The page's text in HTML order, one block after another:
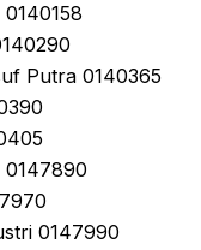
Putra 0140365
0147890
0147990